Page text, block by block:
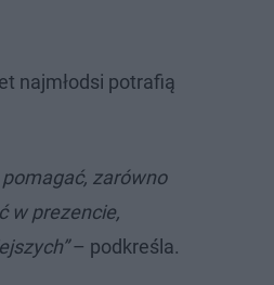
najmłodsi potrafią
zarówno
w prezencie,
– podkreśla.